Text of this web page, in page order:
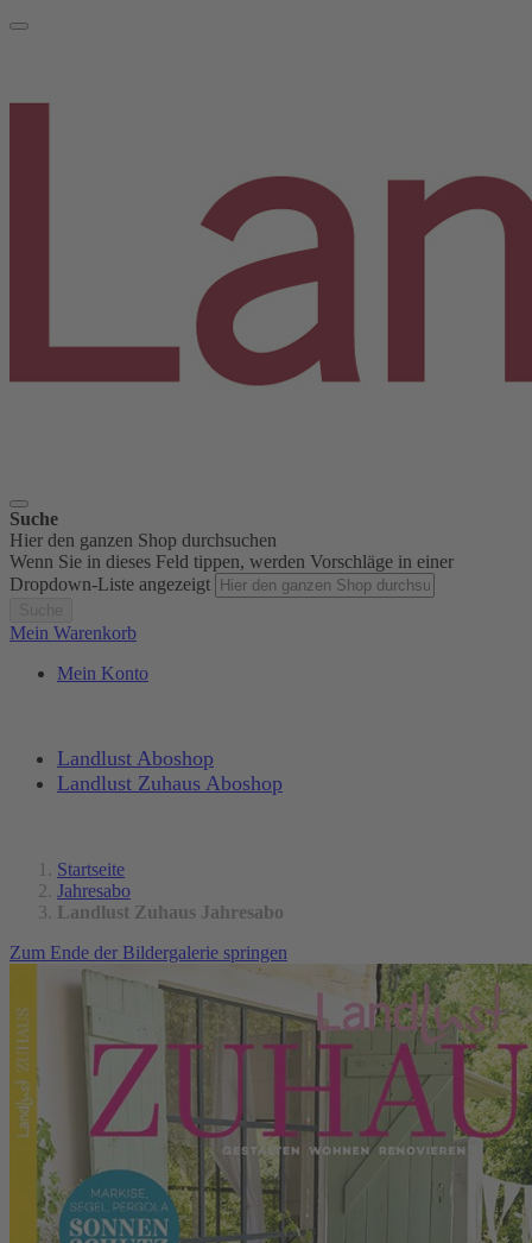
Suche
Hier den ganzen Shop durchsuchen
Wenn Sie in dieses Feld tippen, werden Vorschläge in einer
Dropdown-Liste angezeigt
Mein Warenkorb
Mein Konto
Landlust Aboshop
Landlust Zuhaus Aboshop
Startseite
Jahresabo
Landlust Zuhaus Jahresabo
Zum Ende der Bildergalerie springen